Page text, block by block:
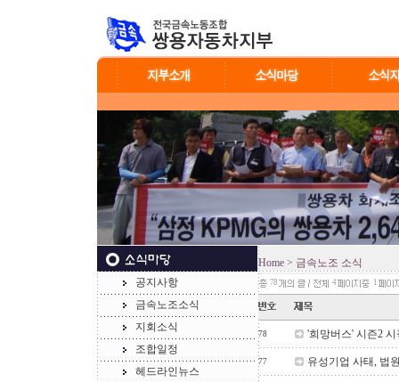
공지사항
금속노조소식
지회소식
조합일정
헤드라인뉴스
Home > 금속노조 소식
78 4 1
78 '희망버스' 시즌2
77 유성기업 사태, 법